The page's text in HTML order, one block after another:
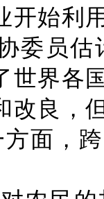
开始利
委员
世界各
改良，
面，